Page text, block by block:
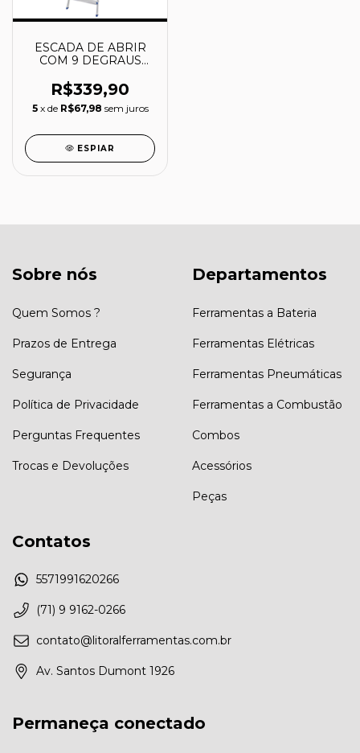
ESCADA DE ABRIR
COM 9 DEGRAUS
R$339,90
5 x de R$67,98 sem juros
ESPIAR
Sobre nós
Quem Somos ?
Prazos de Entrega
Segurança
Política de Privacidade
Perguntas Frequentes
Trocas e Devoluções
Departamentos
Ferramentas a Bateria
Ferramentas Elétricas
Ferramentas Pneumáticas
Ferramentas a Combustão
Combos
Acessórios
Peças
Contatos
5571991620266
(71) 9 9162-0266
contato@litoralferramentas.com.br
Av. Santos Dumont 1926
Permaneça conectado